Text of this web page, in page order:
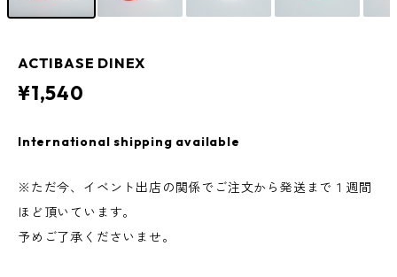
ACTIBASE DINEX
¥1,540
International shipping available
※ただ今、イベント出店の関係でご注文から発送まで１週間
ほど頂いています。
予めご了承くださいませ。